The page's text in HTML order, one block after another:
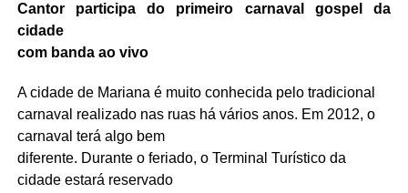
Cantor participa do primeiro carnaval gospel da
cidade
com banda ao vivo
A cidade de Mariana é muito conhecida pelo tradicional
carnaval realizado nas ruas há vários anos. Em 2012, o
carnaval terá algo bem
diferente. Durante o feriado, o Terminal Turístico da
cidade estará reservado